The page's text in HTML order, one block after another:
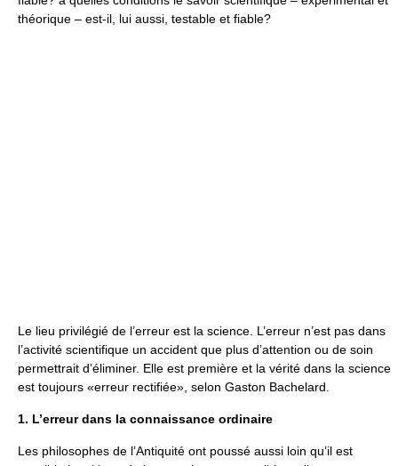
théorique – est-il, lui aussi, testable et fiable?
Le lieu privilégié de l’erreur est la science. L’erreur n’est pas dans
l’activité scientifique un accident que plus d’attention ou de soin
permettrait d’éliminer. Elle est première et la vérité dans la science
est toujours «erreur rectifiée», selon Gaston Bachelard.
1. L’erreur dans la connaissance ordinaire
Les philosophes de l’Antiquité ont poussé aussi loin qu’il est